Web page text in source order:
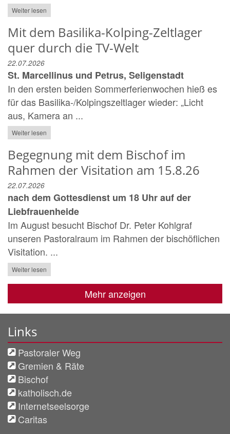
Weiter lesen
Mit dem Basilika-Kolping-Zeltlager
quer durch die TV-Welt
22.07.2026
St. Marcellinus und Petrus, Seligenstadt
In den ersten beiden Sommerferienwochen hieß es
für das Basilika-/Kolpingszeltlager wieder: „Licht
aus, Kamera an ...
Weiter lesen
Begegnung mit dem Bischof im
Rahmen der Visitation am 15.8.26
22.07.2026
nach dem Gottesdienst um 18 Uhr auf der
Liebfrauenheide
Im August besucht Bischof Dr. Peter Kohlgraf
unseren Pastoralraum im Rahmen der bischöflichen
Visitation. ...
Weiter lesen
Mehr anzeigen
Links
Pastoraler Weg
Gremien & Räte
Bischof
katholisch.de
Internetseelsorge
Caritas